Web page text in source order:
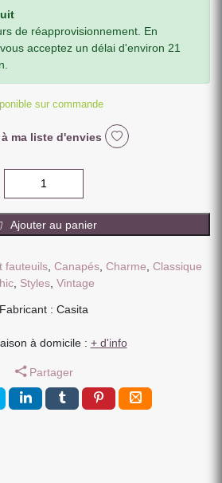
de réapprovisionnement. En
acceptez un délai d'environ 21
sur commande
ma liste d'envies
HASTING
MONOLITH
TISSU
GOBI
PIEDS
NOIR
204
X
Ajouter au panier
fauteuils, Canapés, Charme, Classique
, Styles, Vintage
Fabricant : Casita
à domicile : + d'info
Partager